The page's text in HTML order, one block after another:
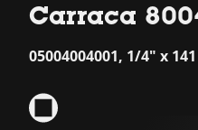
Carraca
05004004001, 1/4" x